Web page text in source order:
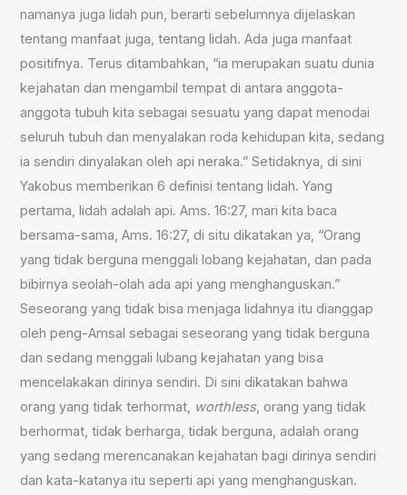
namanya juga lidah pun, berarti sebelumnya dijelaskan
tentang manfaat juga, tentang lidah. Ada juga manfaat
positifnya. Terus ditambahkan, “ia merupakan suatu dunia
kejahatan dan mengambil tempat di antara anggota-
anggota tubuh kita sebagai sesuatu yang dapat menodai
seluruh tubuh dan menyalakan roda kehidupan kita, sedang
ia sendiri dinyalakan oleh api neraka.” Setidaknya, di sini
Yakobus memberikan 6 definisi tentang lidah. Yang
pertama, lidah adalah api. Ams. 16:27, mari kita baca
bersama-sama, Ams. 16:27, di situ dikatakan ya, “Orang
yang tidak berguna menggali lobang kejahatan, dan pada
bibirnya seolah-olah ada api yang menghanguskan.”
Seseorang yang tidak bisa menjaga lidahnya itu dianggap
oleh peng-Amsal sebagai seseorang yang tidak berguna
dan sedang menggali lubang kejahatan yang bisa
mencelakakan dirinya sendiri. Di sini dikatakan bahwa
orang yang tidak terhormat, worthless, orang yang tidak
berhormat, tidak berharga, tidak berguna, adalah orang
yang sedang merencanakan kejahatan bagi dirinya sendiri
dan kata-katanya itu seperti api yang menghanguskan.